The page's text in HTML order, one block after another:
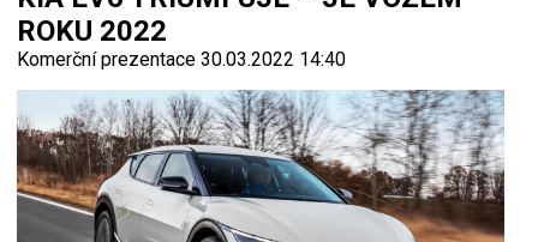
ROKU 2022
Komerční prezentace 30.03.2022 14:40